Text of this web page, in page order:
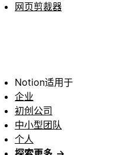
网页剪裁器
Notion适用于
企业
初创公司
中小型团队
个人